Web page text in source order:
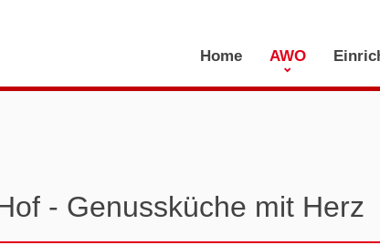
Home AWO
Genussküche mit Herz